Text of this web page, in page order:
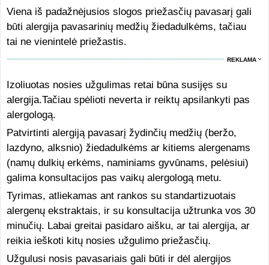
Viena iš padažnėjusios slogos priežasčių pavasarį gali
būti alergija pavasarinių medžių žiedadulkėms, tačiau
tai ne vienintelė priežastis.
REKLAMA
Izoliuotas nosies užgulimas retai būna susijęs su
alergija.Tačiau spėlioti neverta ir reiktų apsilankyti pas
alergologą.
Patvirtinti alergiją pavasarį žydinčių medžių (beržo,
lazdyno, alksnio) žiedadulkėms ar kitiems alergenams
(namų dulkių erkėms, naminiams gyvūnams, pelėsiui)
galima konsultacijos pas vaikų alergologą metu.
Tyrimas, atliekamas ant rankos su standartizuotais
alergenų ekstraktais, ir su konsultacija užtrunka vos 30
minučių. Labai greitai pasidaro aišku, ar tai alergija, ar
reikia ieškoti kitų nosies užgulimo priežasčių.
Užgulusi nosis pavasariais gali būti ir dėl alergijos